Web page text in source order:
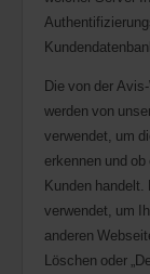
Die von der
werden von
verwendet, um
erkennen und
Kunden handelt.
verwendet, um
anderen
Löschen oder